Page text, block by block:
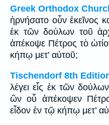
Greek Orthodox
ἠρνήσατο οὖν ἐκεῖνος
ἐκ τῶν δούλων τοῦ
ἀπέκοψε Πέτρος τὸ
κήπῳ μετ’ αὐτοῦ;
Tischendorf 8th
λέγει εἷς ἐκ τῶν
ὢν οὗ ἀπέκοψεν
εἶδον ἐν τῷ κήπῳ μετ’